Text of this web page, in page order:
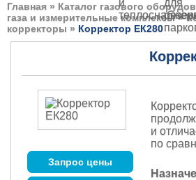
Главная » Каталог газового
газа и измерительные комплексы»
корректоры » Корректор ЕК280
Запрос цены
и
по